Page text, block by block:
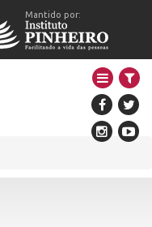
Mantido por: